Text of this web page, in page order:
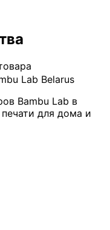
Lab Belarus
Bambu Lab в
для дома и